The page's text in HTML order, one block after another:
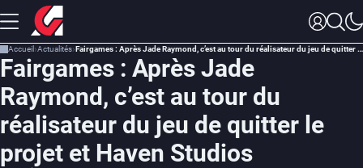
Accueil Actualités Fairgames : Après Jade Raymond, c’est au tour du réalisateur du jeu de quitter le projet et Haven Studios
Fairgames : Après Jade
Raymond, c’est au tour du
réalisateur du jeu de quitter le
projet et Haven Studios